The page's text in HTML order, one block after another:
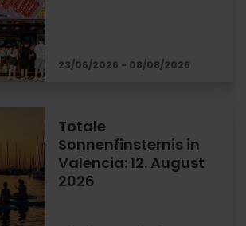
23/06/2026 - 08/08/2026
Totale
Sonnenfinsternis in
Valencia: 12. August
2026